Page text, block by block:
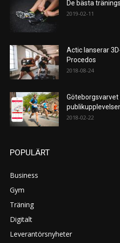
De bästa
2019-02-11
Actic lanserar
Procedos
2018-08-24
2018-02-22
POPULÄRT
Business
Gym
Träning
Digitalt
Leverantörsnyheter